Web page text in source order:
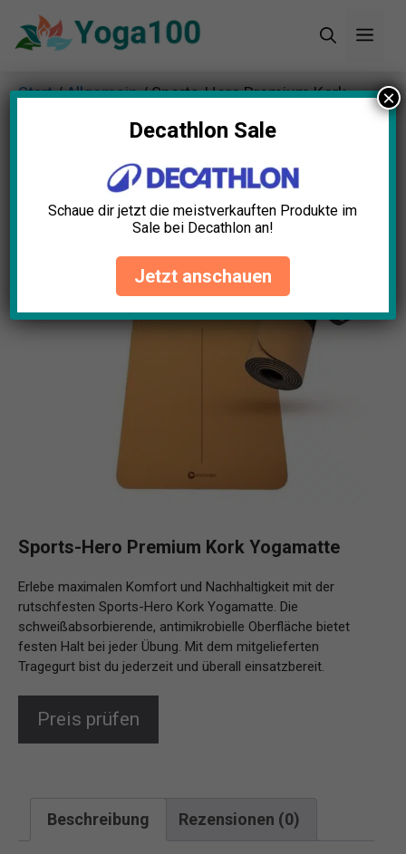
Inhalt
Start/Allgemein/ Sports-Hero Premium Kork
Sports-Hero Premium Kork Yogamatte
Erlebe maximalen Komfort und Nachhaltigkeit mit der
rutschfesten Sports-Hero Kork Yogamatte. Die
schweißabsorbierende, antimikrobielle Oberfläche bietet
festen Halt bei jeder Übung. Mit dem mitgelieferten
Tragegurt bist du jederzeit und überall einsatzbereit.
Preis prüfen
Beschreibung Rezensionen (0)
Decathlon Sale
Schaue dir jetzt die meistverkauften Produkte im
Sale bei Decathlon an!
Jetzt anschauen
×